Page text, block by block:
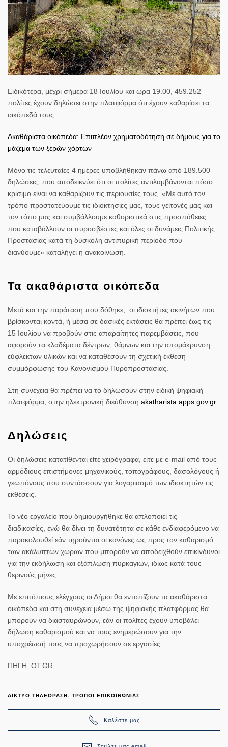
Ειδικότερα, μέχρι σήμερα 18 Ιουλίου και ώρα 19.00, 459.252
πολίτες έχουν δηλώσει στην πλατφόρμα ότι έχουν καθαρίσει τα
οικόπεδά τους.
Ακαθάριστα οικόπεδα: Επιπλέον χρηματοδότηση σε δήμους για το
μάζεμα των ξερών χόρτων
Μόνο τις τελευταίες 4 ημέρες υποβλήθηκαν πάνω από 189.500
δηλώσεις, που αποδεικνύει ότι οι πολίτες αντιλαμβάνονται πόσο
κρίσιμο είναι να καθαρίζουν τις περιουσίες τους. «Με αυτό τον
τρόπο προστατεύουμε τις ιδιοκτησίες μας, τους γείτονές μας και
τον τόπο μας και συμβάλλουμε καθοριστικά στις προσπάθειες
που καταβάλλουν οι πυροσβέστες και όλες οι δυνάμεις Πολιτικής
Προστασίας κατά τη δύσκολη αντιπυρική περίοδο που
διανύουμε» καταλήγει η ανακοίνωση.
Τα ακαθάριστα οικόπεδα
Μετά και την παράταση που δόθηκε, οι ιδιοκτήτες ακινήτων που
βρίσκονται κοντά, ή μέσα σε δασικές εκτάσεις θα πρέπει έως τις
15 Ιουλίου να προβούν στις απαραίτητες παρεμβάσεις, που
αφορούν τα κλαδέματα δέντρων, θάμνων και την απομάκρυνση
εύφλεκτων υλικών και να καταθέσουν τη σχετική έκθεση
συμμόρφωσης του Κανονισμού Πυροπροστασίας.
Στη συνέχεια θα πρέπει να το δηλώσουν στην ειδική ψηφιακή
πλατφόρμα, στην ηλεκτρονική διεύθυνση akatharista.apps.gov.gr.
Δηλώσεις
Οι δηλώσεις κατατίθενται είτε χειρόγραφα, είτε με e-mail από τους
αρμόδιους επιστήμονες μηχανικούς, τοπογράφους, δασολόγους ή
γεωπόνους που συντάσσουν για λογαριασμό των ιδιοκτητών τις
εκθέσεις.
Το νέο εργαλείο που δημιουργήθηκε θα απλοποιεί τις
διαδικασίες, ενώ θα δίνει τη δυνατότητα σε κάθε ενδιαφερόμενο να
παρακολουθεί εάν τηρούνται οι κανόνες ως προς τον καθαρισμό
των ακάλυπτων χώρων που μπορούν να αποδειχθούν επικίνδυνοι
για την εκδήλωση και εξάπλωση πυρκαγιών, ιδίως κατά τους
θερινούς μήνες.
Με επιτόπιους ελέγχους οι Δήμοι θα εντοπίζουν τα ακαθάριστα
οικόπεδα και στη συνέχεια μέσω της ψηφιακής πλατφόρμας θα
μπορούν να διασταυρώνουν, εάν οι πολίτες έχουν υποβάλει
δήλωση καθαρισμού και να τους ενημερώσουν για την
υποχρέωσή τους να προχωρήσουν σε εργασίες.
ΠΗΓΗ: OT.GR
ΔΙΚΤΥΟ ΤΗΛΕΟΡΑΣΗ- ΤΡΟΠΟΙ ΕΠΙΚΟΙΝΩΝΙΑΣ
Καλέστε μας